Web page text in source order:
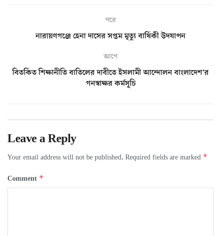
পরে
নারায়ণগঞ্জে হেনা দাসের সপ্তম মৃত্যু বার্ষিকী উদযাপন
আগে
বিতর্কিত শিক্ষানীতি বাতিলের দাবীতে ইসলামী আন্দোলন বাংলাদেশ’র
গনস্বাক্ষর কর্মসূচি
Leave a Reply
Your email address will not be published. Required fields are marked *
Comment *